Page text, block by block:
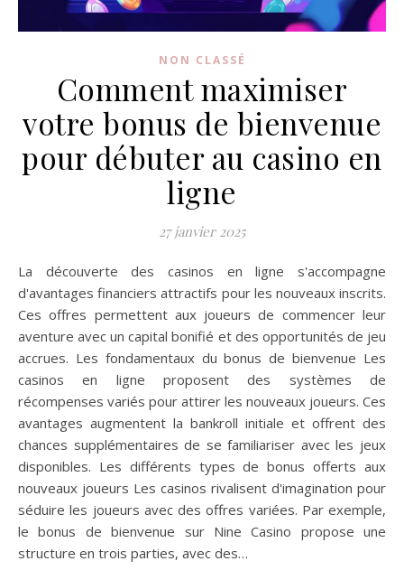
NON CLASSÉ
Comment maximiser
votre bonus de bienvenue
pour débuter au casino en
ligne
27 janvier 2025
La découverte des casinos en ligne s'accompagne
d'avantages financiers attractifs pour les nouveaux inscrits.
Ces offres permettent aux joueurs de commencer leur
aventure avec un capital bonifié et des opportunités de jeu
accrues. Les fondamentaux du bonus de bienvenue Les
casinos en ligne proposent des systèmes de
récompenses variés pour attirer les nouveaux joueurs. Ces
avantages augmentent la bankroll initiale et offrent des
chances supplémentaires de se familiariser avec les jeux
disponibles. Les différents types de bonus offerts aux
nouveaux joueurs Les casinos rivalisent d'imagination pour
séduire les joueurs avec des offres variées. Par exemple,
le bonus de bienvenue sur Nine Casino propose une
structure en trois parties, avec des…